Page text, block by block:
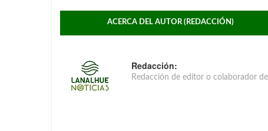
ACERCA DEL AUTOR (REDACCIÓN)
Redacción:
Redacción de editor o colaborador